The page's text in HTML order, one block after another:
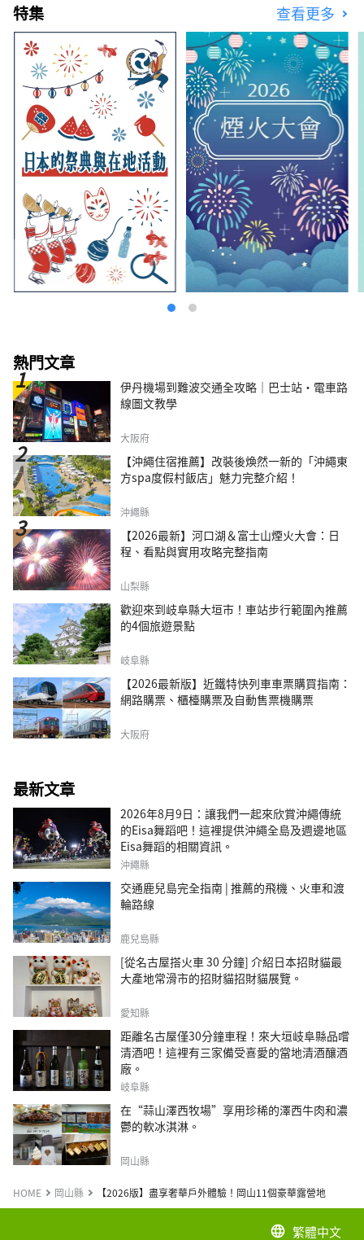
特集 查看更多
熱門文章
伊丹機場到難波交通全攻略｜巴士站・電車路
線圖文教學
大阪府
【沖繩住宿推薦】改裝後煥然一新的「沖繩東
方spa度假村飯店」魅力完整介紹！
沖繩縣
【2026最新】河口湖＆富士山煙火大會：日
程、看點與實用攻略完整指南
山梨縣
歡迎來到岐阜縣大垣市！車站步行範圍內推薦
的4個旅遊景點
岐阜縣
【2026最新版】近鐵特快列車車票購買指南：
網路購票、櫃檯購票及自動售票機購票
大阪府
最新文章
2026年8月9日：讓我們一起來欣賞沖繩傳統
的Eisa舞蹈吧！這裡提供沖繩全島及週邊地區
Eisa舞蹈的相關資訊。
沖繩縣
交通鹿兒島完全指南 | 推薦的飛機、火車和渡
輪路線
鹿兒島縣
[從名古屋搭火車 30 分鐘] 介紹日本招財貓最
大產地常滑市的招財貓招財貓展覽。
愛知縣
距離名古屋僅30分鐘車程！來大垣岐阜縣品嚐
清酒吧！這裡有三家備受喜愛的當地清酒釀酒
廠。
岐阜縣
在“蒜山澤西牧場”享用珍稀的澤西牛肉和濃
鬱的軟冰淇淋。
岡山縣
HOME 岡山縣 【2026版】盡享奢華戶外體驗！岡山11個豪華露營地
language 繁體中文